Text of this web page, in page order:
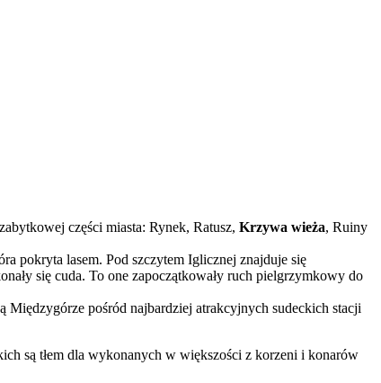
części miasta: Rynek, Ratusz, Krzywa wieża, Ruiny
pokryta lasem. Pod szczytem Iglicznej znajduje się
się cuda. To one zapoczątkowały ruch pielgrzymkowy do
Międzygórze pośród najbardziej atrakcyjnych sudeckich stacji
są tłem dla wykonanych w większości z korzeni i konarów